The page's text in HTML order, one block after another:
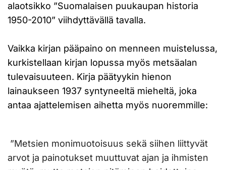
alaotsikko ”Suomalaisen puukaupan historia
1950-2010” viihdyttävällä tavalla.
Vaikka kirjan pääpaino on menneen muistelussa,
kurkistellaan kirjan lopussa myös metsäalan
tulevaisuuteen. Kirja päätyykin hienon
lainaukseen 1937 syntyneeltä mieheltä, joka
antaa ajattelemisen aihetta myös nuoremmille:
”Metsien monimuotoisuus sekä siihen liittyvät
arvot ja painotukset muuttuvat ajan ja ihmisten